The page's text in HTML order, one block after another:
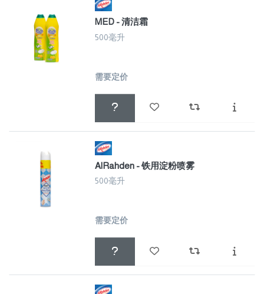
MED - 清洁霜
500毫升
需要定价
AlRahden - 铁用淀粉喷雾
500毫升
需要定价